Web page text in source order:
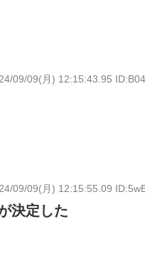
09/09(月) 12:15:43.95
09/09(月) 12:15:55.09
決定した